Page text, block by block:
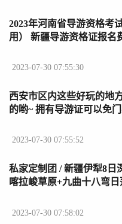
2023年河南省导游资格考
用） 新疆导游资格证报名
2023-07-30 07:55:30
西安市区内这些好玩的地
的哟~ 拥有导游证可以免
2023-07-30 07:55:52
私家定制团 / 新疆伊犁8日
喀拉峻草原+九曲十八弯
2023-07-30 07:58:02